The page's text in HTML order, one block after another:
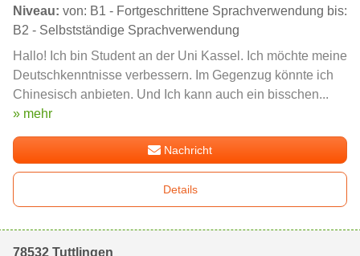
Niveau: von: B1 - Fortgeschrittene Sprachverwendung bis:
B2 - Selbstständige Sprachverwendung
Hallo! Ich bin Student an der Uni Kassel. Ich möchte meine
Deutschkenntnisse verbessern. Im Gegenzug könnte ich
Chinesisch anbieten. Und Ich kann auch ein bisschen...
» mehr
Nachricht
Details
78532 Tuttlingen